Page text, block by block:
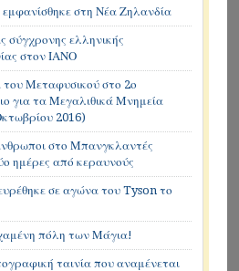
στη Νέα Ζηλανδία
σύγχρονης ελληνικής
στον ΙΑΝΟ
Μεταφυσικού στο 2ο
για τα Μεγαλιθικά Μνημεία
2016)
στο Μπανγκλαντές
ημέρες από κεραυνούς
σε αγώνα του Tyson το
πόλη των Μάγια!
ταινία που αναμένεται